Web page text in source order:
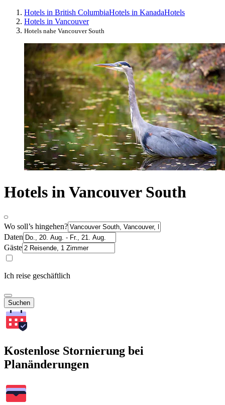
Hotels in British ColumbiaHotels in KanadaHotels
Hotels in Vancouver
Hotels nahe Vancouver South
Hotels in Vancouver South
Wo soll’s hingehen?
Daten
Gäste
Ich reise geschäftlich
Suchen
Kostenlose Stornierung bei
Planänderungen